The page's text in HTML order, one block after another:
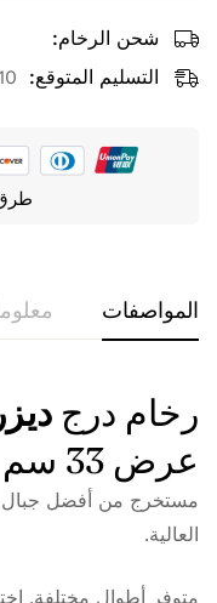
شحن الرخام:
التسليم المتوقع:
10 - 20
المواصفات
رخام درج
عرض 33 سم
مستخرج من أفضل جبال
العالية.
متوفر أطوال مختلفة.
طول
الدرجة
150 سم
التقييم والمراجعة
بناءً على
السؤال والإجابة
لا توجد أي أسئلة تم